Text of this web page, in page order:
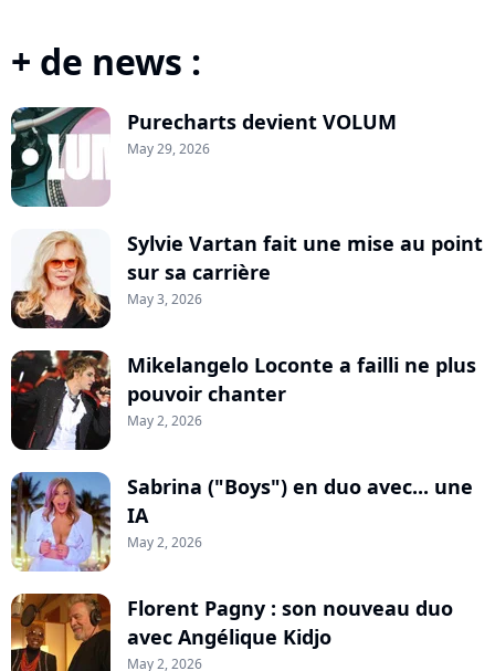
+ de news :
Purecharts devient VOLUM
May 29, 2026
Sylvie Vartan fait une mise au point
sur sa carrière
May 3, 2026
Mikelangelo Loconte a failli ne plus
pouvoir chanter
May 2, 2026
Sabrina ("Boys") en duo avec... une
IA
May 2, 2026
Florent Pagny : son nouveau duo
avec Angélique Kidjo
May 2, 2026